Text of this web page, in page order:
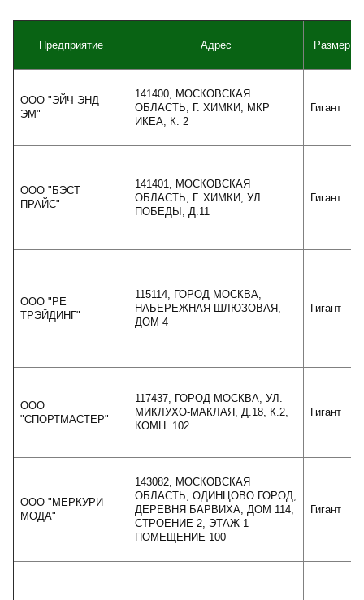
Предприятие Адрес Размер
ООО "ЭЙЧ ЭНД
ЭМ"
141400, МОСКОВСКАЯ
ОБЛАСТЬ, Г. ХИМКИ, МКР
ИКЕА, К. 2
Гигант
ООО "БЭСТ
ПРАЙС"
141401, МОСКОВСКАЯ
ОБЛАСТЬ, Г. ХИМКИ, УЛ.
ПОБЕДЫ, Д.11
Гигант
ООО "РЕ
ТРЭЙДИНГ"
115114, ГОРОД МОСКВА,
НАБЕРЕЖНАЯ ШЛЮЗОВАЯ,
ДОМ 4
Гигант
ООО
"СПОРТМАСТЕР"
117437, ГОРОД МОСКВА, УЛ.
МИКЛУХО-МАКЛАЯ, Д.18, К.2,
КОМН. 102
Гигант
ООО "МЕРКУРИ
МОДА"
143082, МОСКОВСКАЯ
ОБЛАСТЬ, ОДИНЦОВО ГОРОД,
ДЕРЕВНЯ БАРВИХА, ДОМ 114,
СТРОЕНИЕ 2, ЭТАЖ 1
ПОМЕЩЕНИЕ 100
Гигант